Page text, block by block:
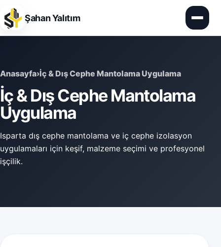
Şahan Yalıtım
Hizmetler
Örnek Çalışmalar
Hakkımızda
Anasayfa›İç & Dış Cephe Mantolama Uygulama
İç & Dış Cephe Mantolama
Uygulama
Isparta dış cephe mantolama ve iç cephe izolasyon
uygulamaları için keşif, malzeme seçimi ve profesyonel
işçilik.